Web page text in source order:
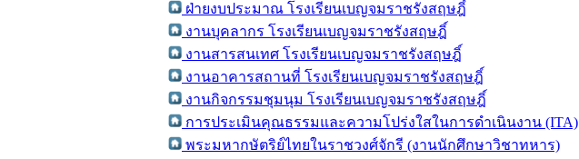
ฝ่ายงบประมาณ โรงเรียนเบญจมราชรังสฤษฎิ์
งานบุคลากร โรงเรียนเบญจมราชรังสฤษฎิ์
งานสารสนเทศ โรงเรียนเบญจมราชรังสฤษฎิ์
งานอาคารสถานที่ โรงเรียนเบญจมราชรังสฤษฎิ์
งานกิจกรรมชุมนุม โรงเรียนเบญจมราชรังสฤษฎิ์
การประเมินคุณธรรมและความโปร่งใสในการดำเนินงาน (ITA)
พระมหากษัตริย์ไทยในราชวงศ์จักรี (งานนักศึกษาวิชาทหาร)